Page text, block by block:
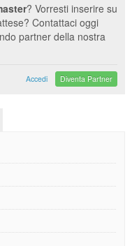
? Vorresti inserire su
Contattaci oggi
partner della nostra
Accedi Diventa Partner